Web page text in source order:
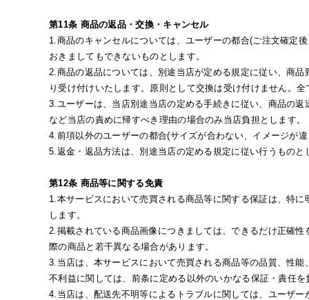
第11条 商品の返品・交換・キャンセル
1.商品のキャンセルについては、ユーザーの都合(ご注文確定
おきましてもできないものとします。
2.商品の返品については、別途当店が定める規定に従い、商
り受け付けいたします。原則として交換は受け付けません。
3.ユーザーは、当店別途当店の定める手続きに従い、商品の
など当店の責めに帰すべき理由の場合のみ当店負担とします。
4.前項以外のユーザーの都合(サイズが合わない、イメージが
5.返金・返品方法は、別途当店の定める規定に従い行うものと
第12条 商品等に関する免責
1.本サービスにおいて売買される商品等に関する保証は、特
します。
2.掲載されている商品画像につきましては、できるだけ正確
際の商品と若干異なる場合があります。
3.当店は、本サービスにおいて売買される商品等の品質、性
不利益に関しては、前条に定める以外のいかなる保証・責任
4.当店は、配送先不明等によるトラブルに関しては、ユーザ